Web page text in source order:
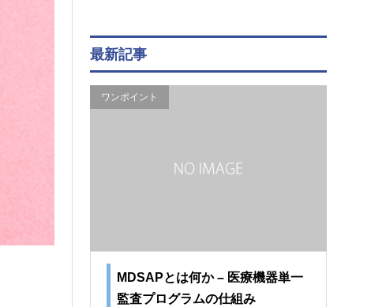
最新記事
ワンポイント
MDSAPとは何か – 医療機器単一
監査プログラムの仕組み